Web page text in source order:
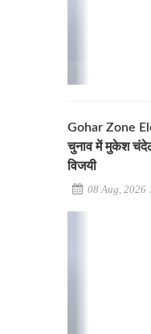
Gohar Zone
चुनाव में मुकेश
विजयी
08 Aug, 2026